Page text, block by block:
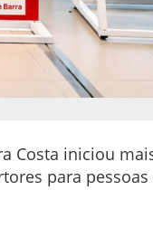
Costa iniciou
para pessoas